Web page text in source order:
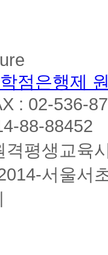
점은행제
: 02-536-
88-88452
평생교육
서울서